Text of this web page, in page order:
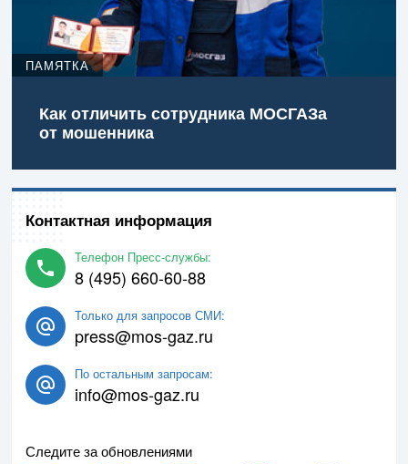
ПАМЯТКА
Как отличить сотрудника МОСГАЗа
от мошенника
Контактная информация
Телефон Пресс-службы:
8 (495) 660-60-88
Только для запросов СМИ:
press@mos-gaz.ru
По остальным запросам:
info@mos-gaz.ru
Следите за обновлениями